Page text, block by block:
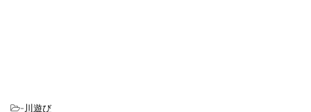
-川遊び